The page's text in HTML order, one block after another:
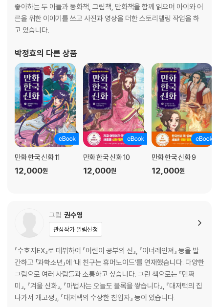
좋아하는 두 아들과 동화책, 그림책, 만화책을 함께 읽으며 아이와 어
른을 위한 이야기를 쓰고 사진과 영상을 더한 스토리텔링 작업을 하
고 있습니다.
박정효의 다른 상품
만화 한국 신화 11
12,000원
만화 한국 신화 10
12,000원
만화 한국 신화 9
12,000원
그림 권수영
관심작가 알림신청
『수호지EX』로 데뷔하여 『어린이 공부의 신』, 『이너레인져』 등을 발
간하고 「과학소년」에 ‘내 친구는 휴머노이드’를 연재했습니다. 다양한
그림으로 여러 사람들과 소통하고 싶습니다. 그린 책으로는 『민쩌
미』, 『겨울 신화』, 『마법사는 오늘도 블록을 쌓습니다』, 『대저택의 집
나가서 개고생』, 『대저택의 수상한 침입자』 등이 있습니다.